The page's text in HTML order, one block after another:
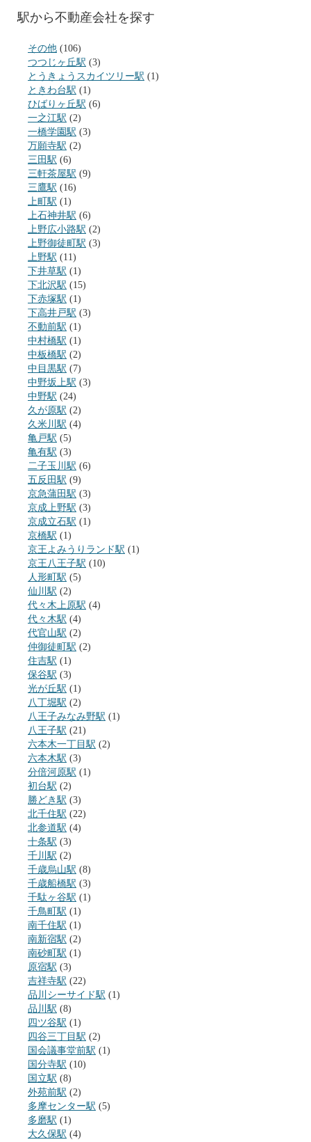
駅から不動産会社を探す
その他 (106)
つつじヶ丘駅 (3)
とうきょうスカイツリー駅 (1)
ときわ台駅 (1)
ひばりヶ丘駅 (6)
一之江駅 (2)
一橋学園駅 (3)
万願寺駅 (2)
三田駅 (6)
三軒茶屋駅 (9)
三鷹駅 (16)
上町駅 (1)
上石神井駅 (6)
上野広小路駅 (2)
上野御徒町駅 (3)
上野駅 (11)
下井草駅 (1)
下北沢駅 (15)
下赤塚駅 (1)
下高井戸駅 (3)
不動前駅 (1)
中村橋駅 (1)
中板橋駅 (2)
中目黒駅 (7)
中野坂上駅 (3)
中野駅 (24)
久が原駅 (2)
久米川駅 (4)
亀戸駅 (5)
亀有駅 (3)
二子玉川駅 (6)
五反田駅 (9)
京急蒲田駅 (3)
京成上野駅 (3)
京成立石駅 (1)
京橋駅 (1)
京王よみうりランド駅 (1)
京王八王子駅 (10)
人形町駅 (5)
仙川駅 (2)
代々木上原駅 (4)
代々木駅 (4)
代官山駅 (2)
仲御徒町駅 (2)
住吉駅 (1)
保谷駅 (3)
光が丘駅 (1)
八丁堀駅 (2)
八王子みなみ野駅 (1)
八王子駅 (21)
六本木一丁目駅 (2)
六本木駅 (3)
分倍河原駅 (1)
初台駅 (2)
勝どき駅 (3)
北千住駅 (22)
北参道駅 (4)
十条駅 (3)
千川駅 (2)
千歳烏山駅 (8)
千歳船橋駅 (3)
千駄ヶ谷駅 (1)
千鳥町駅 (1)
南千住駅 (1)
南新宿駅 (2)
南砂町駅 (1)
原宿駅 (3)
吉祥寺駅 (22)
品川シーサイド駅 (1)
品川駅 (8)
四ツ谷駅 (1)
四谷三丁目駅 (2)
国会議事堂前駅 (1)
国分寺駅 (10)
国立駅 (8)
外苑前駅 (2)
多摩センター駅 (5)
多磨駅 (1)
大久保駅 (4)